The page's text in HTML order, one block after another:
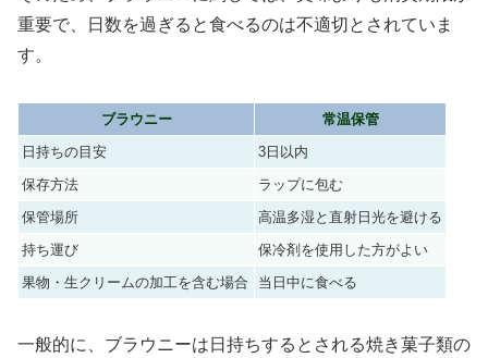
重要で、日数を過ぎると食べるのは不適切とされていま
す。
ブラウニー
常温保管
日持ちの目安
3日以内
保存方法
ラップに包む
保管場所
高温多湿と直射日光を避ける
持ち運び
保冷剤を使用した方がよい
果物・生クリームの加工を含む場合
当日中に食べる
一般的に、ブラウニーは日持ちするとされる焼き菓子類の